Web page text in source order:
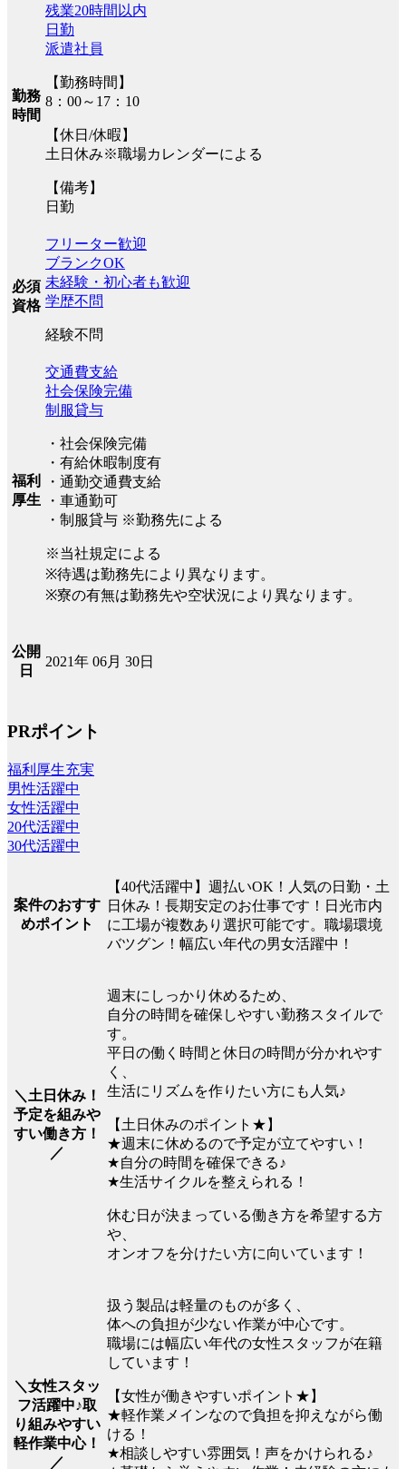
勤務
時間
残業20時間以内
日勤
派遣社員
【勤務時間】
8：00～17：10
【休日/休暇】
土日休み※職場カレンダーによる
【備考】
日勤
必須
資格
フリーター歓迎
ブランクOK
未経験・初心者も歓迎
学歴不問
経験不問
福利
厚生
交通費支給
社会保険完備
制服貸与
・社会保険完備
・有給休暇制度有
・通勤交通費支給
・車通勤可
・制服貸与 ※勤務先による
※当社規定による
※待遇は勤務先により異なります。
※寮の有無は勤務先や空状況により異なります。
公開
日
2021年 06月 30日
PRポイント
福利厚生充実
男性活躍中
女性活躍中
20代活躍中
30代活躍中
案件のおすす
めポイント
【40代活躍中】週払いOK！人気の日勤・土
日休み！長期安定のお仕事です！日光市内
に工場が複数あり選択可能です。職場環境
バツグン！幅広い年代の男女活躍中！
＼土日休み！
予定を組みや
すい働き方！
／
週末にしっかり休めるため、
自分の時間を確保しやすい勤務スタイルで
す。
平日の働く時間と休日の時間が分かれやす
く、
生活にリズムを作りたい方にも人気♪
【土日休みのポイント★】
★週末に休めるので予定が立てやすい！
★自分の時間を確保できる♪
★生活サイクルを整えられる！
休む日が決まっている働き方を希望する方
や、
オンオフを分けたい方に向いています！
＼女性スタッ
フ活躍中♪取
り組みやすい
軽作業中心！
／
扱う製品は軽量のものが多く、
体への負担が少ない作業が中心です。
職場には幅広い年代の女性スタッフが在籍
しています！
【女性が働きやすいポイント★】
★軽作業メインなので負担を抑えながら働
ける！
★相談しやすい雰囲気！声をかけられる♪